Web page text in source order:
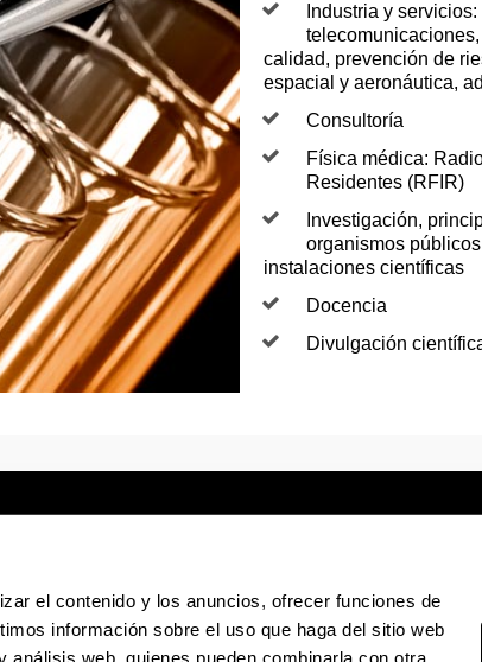
el contenido y los anuncios, ofrecer funciones de
información sobre el uso que haga del sitio web
web, quienes pueden combinarla con otra
Industria y
calidad, prevención de
espacial y aeronáutica,
Consultoría
Física médica:
Residentes (RFIR)
Investigación,
organismos
instalaciones científicas
Docencia
Divulgación
Accesibilidad Información legal